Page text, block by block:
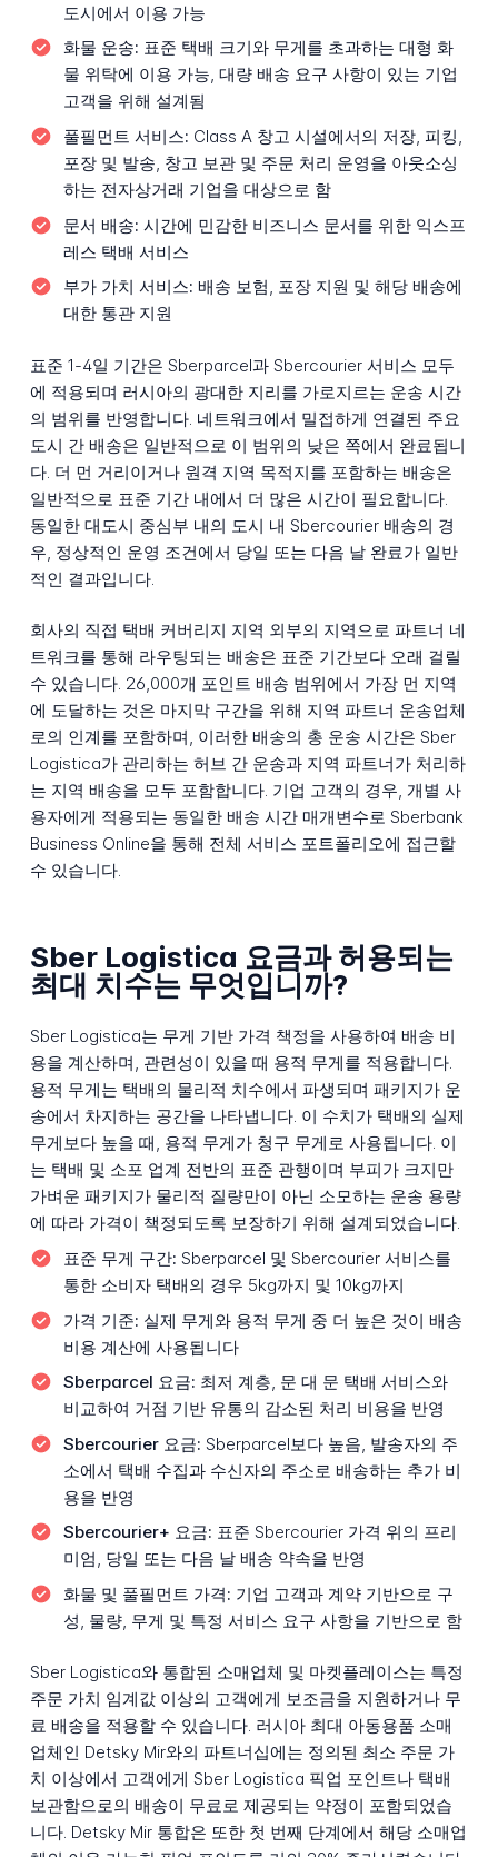
도시에서 이용 가능
화물 운송: 표준 택배 크기와 무게를 초과하는 대형 화
물 위탁에 이용 가능, 대량 배송 요구 사항이 있는 기업
고객을 위해 설계됨
풀필먼트 서비스: Class A 창고 시설에서의 저장, 피킹,
포장 및 발송, 창고 보관 및 주문 처리 운영을 아웃소싱
하는 전자상거래 기업을 대상으로 함
문서 배송: 시간에 민감한 비즈니스 문서를 위한 익스프
레스 택배 서비스
부가 가치 서비스: 배송 보험, 포장 지원 및 해당 배송에
대한 통관 지원
표준 1-4일 기간은 Sberparcel과 Sbercourier 서비스 모두
에 적용되며 러시아의 광대한 지리를 가로지르는 운송 시간
의 범위를 반영합니다. 네트워크에서 밀접하게 연결된 주요
도시 간 배송은 일반적으로 이 범위의 낮은 쪽에서 완료됩니
다. 더 먼 거리이거나 원격 지역 목적지를 포함하는 배송은
일반적으로 표준 기간 내에서 더 많은 시간이 필요합니다.
동일한 대도시 중심부 내의 도시 내 Sbercourier 배송의 경
우, 정상적인 운영 조건에서 당일 또는 다음 날 완료가 일반
적인 결과입니다.
회사의 직접 택배 커버리지 지역 외부의 지역으로 파트너 네
트워크를 통해 라우팅되는 배송은 표준 기간보다 오래 걸릴
수 있습니다. 26,000개 포인트 배송 범위에서 가장 먼 지역
에 도달하는 것은 마지막 구간을 위해 지역 파트너 운송업체
로의 인계를 포함하며, 이러한 배송의 총 운송 시간은 Sber
Logistica가 관리하는 허브 간 운송과 지역 파트너가 처리하
는 지역 배송을 모두 포함합니다. 기업 고객의 경우, 개별 사
용자에게 적용되는 동일한 배송 시간 매개변수로 Sberbank
Business Online을 통해 전체 서비스 포트폴리오에 접근할
수 있습니다.
Sber Logistica 요금과 허용되는
최대 치수는 무엇입니까?
Sber Logistica는 무게 기반 가격 책정을 사용하여 배송 비
용을 계산하며, 관련성이 있을 때 용적 무게를 적용합니다.
용적 무게는 택배의 물리적 치수에서 파생되며 패키지가 운
송에서 차지하는 공간을 나타냅니다. 이 수치가 택배의 실제
무게보다 높을 때, 용적 무게가 청구 무게로 사용됩니다. 이
는 택배 및 소포 업계 전반의 표준 관행이며 부피가 크지만
가벼운 패키지가 물리적 질량만이 아닌 소모하는 운송 용량
에 따라 가격이 책정되도록 보장하기 위해 설계되었습니다.
표준 무게 구간: Sberparcel 및 Sbercourier 서비스를
통한 소비자 택배의 경우 5kg까지 및 10kg까지
가격 기준: 실제 무게와 용적 무게 중 더 높은 것이 배송
비용 계산에 사용됩니다
Sberparcel 요금: 최저 계층, 문 대 문 택배 서비스와
비교하여 거점 기반 유통의 감소된 처리 비용을 반영
Sbercourier 요금: Sberparcel보다 높음, 발송자의 주
소에서 택배 수집과 수신자의 주소로 배송하는 추가 비
용을 반영
Sbercourier+ 요금: 표준 Sbercourier 가격 위의 프리
미엄, 당일 또는 다음 날 배송 약속을 반영
화물 및 풀필먼트 가격: 기업 고객과 계약 기반으로 구
성, 물량, 무게 및 특정 서비스 요구 사항을 기반으로 함
Sber Logistica와 통합된 소매업체 및 마켓플레이스는 특정
주문 가치 임계값 이상의 고객에게 보조금을 지원하거나 무
료 배송을 적용할 수 있습니다. 러시아 최대 아동용품 소매
업체인 Detsky Mir와의 파트너십에는 정의된 최소 주문 가
치 이상에서 고객에게 Sber Logistica 픽업 포인트나 택배
보관함으로의 배송이 무료로 제공되는 약정이 포함되었습
니다. Detsky Mir 통합은 또한 첫 번째 단계에서 해당 소매업